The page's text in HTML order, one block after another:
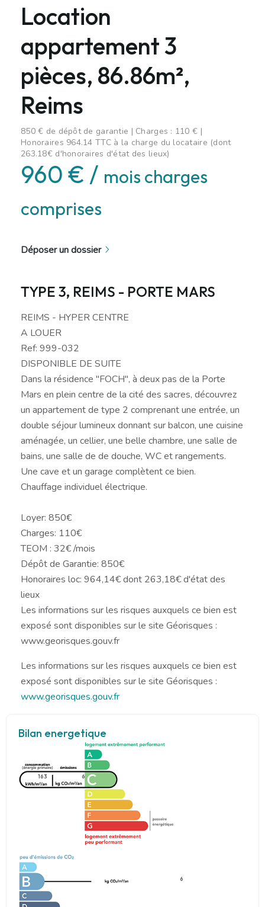
Location
appartement 3
pièces, 86.86m²,
Reims
850 € de dépôt de garantie | Charges : 110 € |
Honoraires 964.14 TTC à la charge du locataire (dont
263.18€ d'honoraires d'état des lieux)
960 € / mois charges
comprises
Déposer un dossier
TYPE 3, REIMS - PORTE MARS
REIMS - HYPER CENTRE
A LOUER
Ref: 999-032
DISPONIBLE DE SUITE
Dans la résidence "FOCH", à deux pas de la Porte
Mars en plein centre de la cité des sacres, découvrez
un appartement de type 2 comprenant une entrée, un
double séjour lumineux donnant sur balcon, une cuisine
aménagée, un cellier, une belle chambre, une salle de
bains, une salle de de douche, WC et rangements.
Une cave et un garage complètent ce bien.
Chauffage individuel électrique.
Loyer: 850€
Charges: 110€
TEOM : 32€ /mois
Dépôt de Garantie: 850€
Honoraires loc: 964,14€ dont 263,18€ d'état des
lieux
Les informations sur les risques auxquels ce bien est
exposé sont disponibles sur le site Géorisques :
www.georisques.gouv.fr
Les informations sur les risques auxquels ce bien est
exposé sont disponibles sur le site Géorisques :
www.georisques.gouv.fr
Bilan energetique
163 6
6